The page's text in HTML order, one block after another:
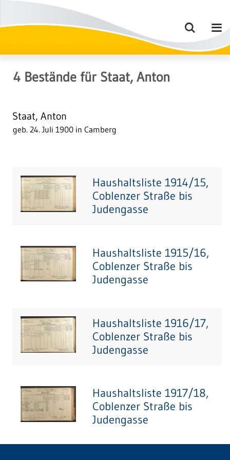
4 Bestände für Staat, Anton
Staat, Anton
geb. 24. Juli 1900 in Camberg
Haushaltsliste 1914/15,
Coblenzer Straße bis
Judengasse
Haushaltsliste 1915/16,
Coblenzer Straße bis
Judengasse
Haushaltsliste 1916/17,
Coblenzer Straße bis
Judengasse
Haushaltsliste 1917/18,
Coblenzer Straße bis
Judengasse